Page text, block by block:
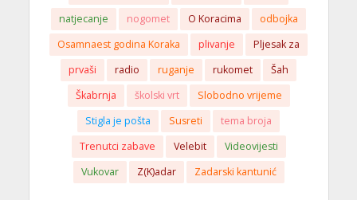
natjecanje
nogomet O Koracima
odbojka
Osamnaest godina Koraka
plivanje
Pljesak za
prvaši
radio ruganje rukomet
Šah
Škabrnja
školski vrt
Slobodno vrijeme
Stigla je pošta
Susreti
tema broja
Trenutci zabave
Velebit
Videovijesti
Vukovar
Z(K)adar Zadarski kantunić